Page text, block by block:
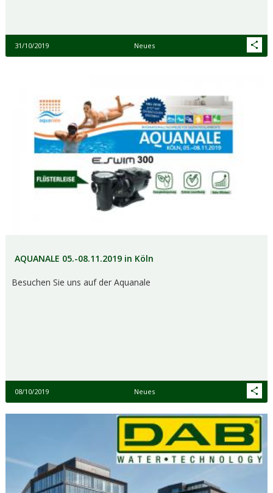
31/10/2019 Neues
AQUANALE 05.-08.11.2019 in Köln
Besuchen Sie uns auf der Aquanale
08/10/2019 Neues